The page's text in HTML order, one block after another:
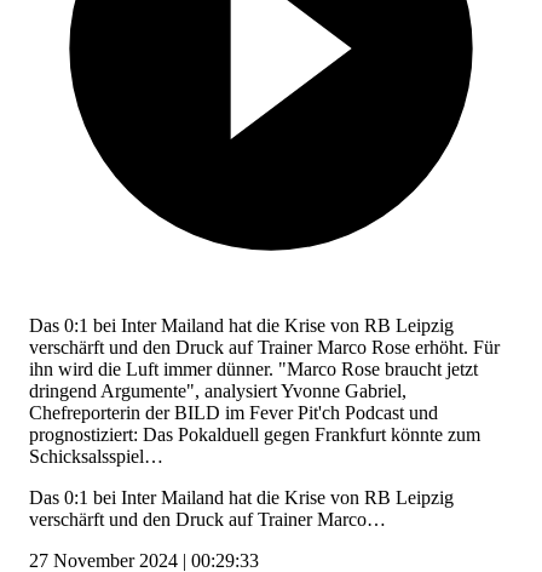
Das 0:1 bei Inter Mailand hat die Krise von RB Leipzig
verschärft und den Druck auf Trainer Marco Rose erhöht. Für
ihn wird die Luft immer dünner. "Marco Rose braucht jetzt
dringend Argumente", analysiert Yvonne Gabriel,
Chefreporterin der BILD im Fever Pit'ch Podcast und
prognostiziert: Das Pokalduell gegen Frankfurt könnte zum
Schicksalsspiel…
Das 0:1 bei Inter Mailand hat die Krise von RB Leipzig
verschärft und den Druck auf Trainer Marco…
27 November 2024 | 00:29:33